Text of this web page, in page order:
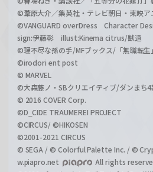
©葦原大介／集英社・テレビ朝日・東映ア
©VANGUARD overDress Character
sign:伊藤彰 illust:Kinema citrus/獣道
©理不尽な孫の手/MFブックス/「無職転生
©irodori ent post
© MARVEL
©大森藤ノ・SBクリエイティブ/ダンまち
© 2016 COVER Corp.
©D_CIDE TRAUMEREI PROJECT
©CIRCUS/ ©HIKOSEN
©2001-2021 CIRCUS
© SEGA / © Colorful Palette Inc. / ©
w.piapro.net
All rights